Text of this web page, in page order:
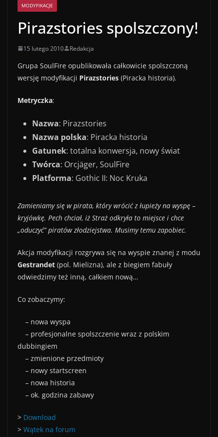
MODYFIKACJE
Pirazstories spolszczony!
15 lutego 2010 Redakcja
Grupa SoulFire opublikowała całkowicie spolszczoną
wersję modyfikacji Pirazstories (Piracka historia).
Metryczka:
Nazwa: Pirazstories
Nazwa polska: Piracka historia
Gatunek: totalna konwersja, nowy świat
Twórca: Orcjäger, SoulFire
Platforma: Gothic II: Noc Kruka
Zamieniamy się w pirata, który wrócić z łupieży na wyspę –
kryjówkę. Pech chciał, iż Straż odkryła to miejsce i chce
„oduczyć” piratów złodziejstwa. Musimy temu zapobiec.
Akcja modyfikacji rozgrywa się na wyspie znanej z modu
Gestrandet (pol. Mielizna), ale z biegiem fabuły
odwiedzimy też inną, całkiem nową…
Co zobaczymy:
– nowa wyspa
– profesjonalne spolszczenie wraz z polskim
dubbingiem
– zmienione przedmioty
– nowy startscreen
– nowa historia
– ok. godzina zabawy
> Download
> Wątek na forum